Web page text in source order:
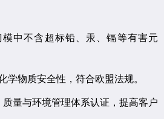
模中不含超标铅、汞、镉等有害元
学物质安全性，符合欧盟法规。
质量与环境管理体系认证，提高客户